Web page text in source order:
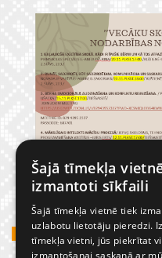
GADĪJUMBILDES
Šajā tīmekļa
izmantoti sīkfaili
Šajā tīmekļa vietnē tiek
uzlabotu lietotāju pieredzi.
tīmekļa vietni, jūs piekrītat
izmantošanai saskaņā ar